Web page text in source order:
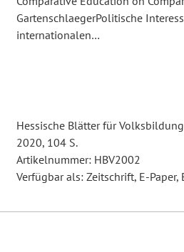
GartenschlaegerPolitische
internationalen…
Hessische Blätter für
2020, 104 S.
Artikelnummer: HBV2002
Verfügbar als: Zeitschrift, E-Paper,